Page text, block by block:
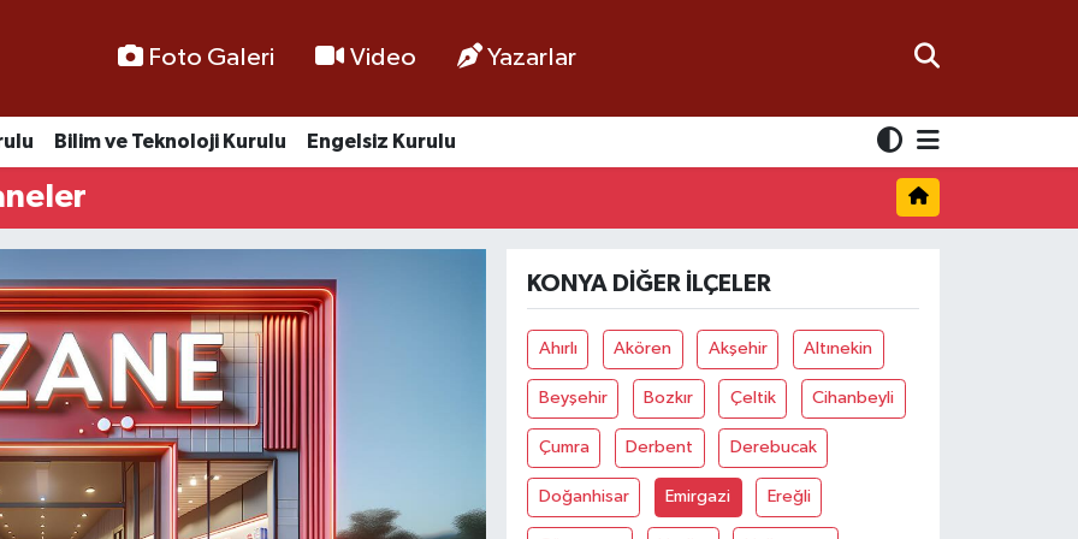
Foto Galeri Video Yazarlar
Bilim ve Teknoloji Kurulu Engelsiz Kurulu
KONYA DIĞER İLÇELER
Ahırlı Akören Akşehir Altınekin
Beyşehir Bozkır Çeltik Cihanbeyli
Çumra Derbent Derebucak
Doğanhisar Emirgazi Ereğli